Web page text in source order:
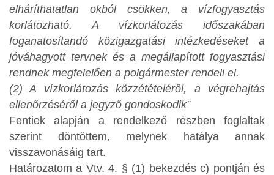
elháríthatatlan okból csökken, a vízfogyasztás
korlátozható. A vízkorlátozás időszakában
foganatosítandó közigazgatási intézkedéseket a
jóváhagyott tervnek és a megállapított fogyasztási
rendnek megfelelően a polgármester rendeli el.
(2) A vízkorlátozás közzétételéről, a végrehajtás
ellenőrzéséről a jegyző gondoskodik”
Fentiek alapján a rendelkező részben foglaltak
szerint döntöttem, melynek hatálya annak
visszavonásáig tart.
Határozatom a Vtv. 4. § (1) bekezdés c) pontján és